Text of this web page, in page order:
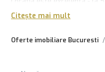
Oferte imobiliare Bucuresti
statia de metrou Jiului si la
cu facilitati precum World
amprenta de 122mp si o
Citește mai mult